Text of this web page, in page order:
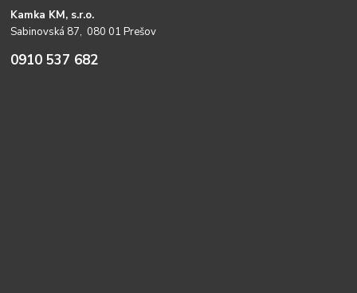
Kamka KM, s.r.o.
Sabinovská 87, 080 01 Prešov
0910 537 682